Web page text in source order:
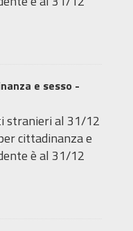
e sesso -
stranieri al 31/12
cittadinanza e
è al 31/12